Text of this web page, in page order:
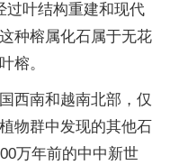
过叶结构重建和现代
种榕属化石属于无花
榕。
西南和越南北部，仅
物群中发现的其他石
万年前的中中新世